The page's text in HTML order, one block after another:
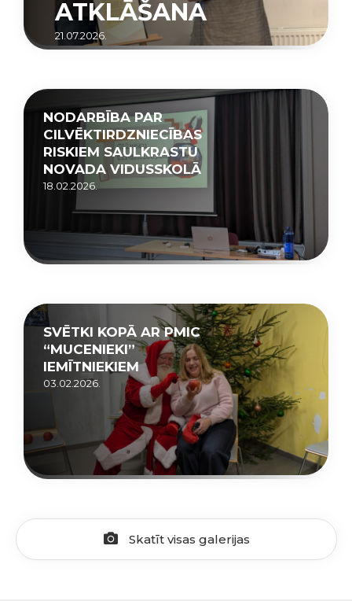
ATKLĀŠANA
21.07.2026.
NODARBĪBA PAR
CILVĒKTIRDZNIECĪBAS
RISKIEM SAULKRASTU
NOVADA VIDUSSKOLĀ
18.02.2026.
SVĒTKI KOPĀ AR PMIC
“MUCENIEKI”
IEMĪTNIEKIEM
03.02.2026.
Skatīt visas galerijas